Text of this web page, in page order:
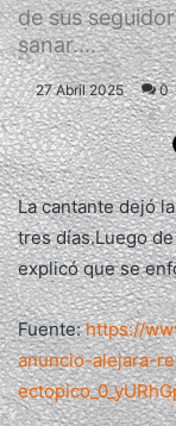
de sus
sanar....
27 Abril 2025 0
La cantante dejó
tres días.Luego
explicó que se
Fuente:https://
anuncio-alejara-